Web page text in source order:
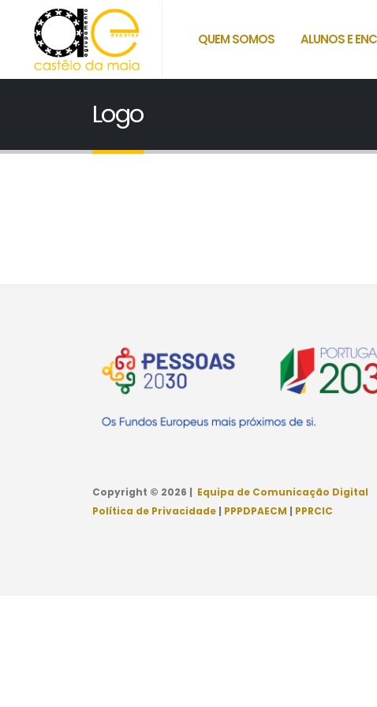
QUEM SOMOS ALUNOS E
Logo
Copyright © 2026 | Equipa de Comunicação Digital
Política de Privacidade | PPPDPAECM | PPRCIC